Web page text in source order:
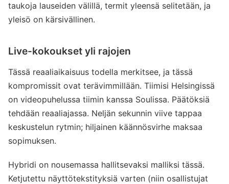
taukoja lauseiden välillä, termit yleensä selitetään, ja
yleisö on kärsivällinen.
Live-kokoukset yli rajojen
Tässä reaaliaikaisuus todella merkitsee, ja tässä
kompromissit ovat terävimmillään. Tiimisi Helsingissä
on videopuhelussa tiimin kanssa Soulissa. Päätöksiä
tehdään reaaliajassa. Neljän sekunnin viive tappaa
keskustelun rytmin; hiljainen käännösvirhe maksaa
sopimuksen.
Hybridi on nousemassa hallitsevaksi malliksi tässä.
Ketjutettu näyttötekstityksiä varten (niin osallistujat